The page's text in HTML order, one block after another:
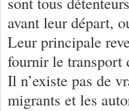
avant leur départ,
Leur principale
fournir le transport
Il n’existe pas de
migrants et les